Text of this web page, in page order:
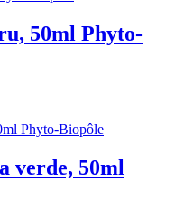
50ml Phyto-
verde, 50ml